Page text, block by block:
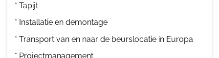
* Tapijt
* Installatie en demontage
* Transport van en naar de beurslocatie in Europa
* Projectmanagement